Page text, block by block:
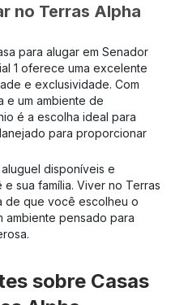
no Terras Alpha
para alugar em Senador
1 oferece uma excelente
e exclusividade. Com
e um ambiente de
é a escolha ideal para
para proporcionar
disponíveis e
sua família. Viver no Terras
de que você escolheu o
ambiente pensado para
sobre Casas